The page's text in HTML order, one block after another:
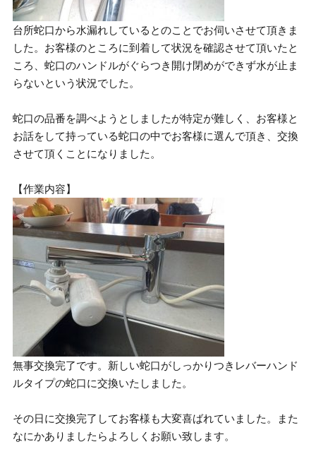
台所蛇口から水漏れしているとのことでお伺いさせて頂きま
した。お客様のところに到着して状況を確認させて頂いたと
ころ、蛇口のハンドルがぐらつき開け閉めができず水が止ま
らないという状況でした。
蛇口の品番を調べようとしましたが特定が難しく、お客様と
お話をして持っている蛇口の中でお客様に選んで頂き、交換
させて頂くことになりました。
【作業内容】
無事交換完了です。新しい蛇口がしっかりつきレバーハンド
ルタイプの蛇口に交換いたしました。
その日に交換完了してお客様も大変喜ばれていました。また
なにかありましたらよろしくお願い致します。